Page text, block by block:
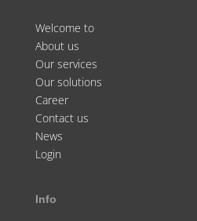
Welcome to
About us
Our services
Our solutions
Career
Contact us
News
Login
Info